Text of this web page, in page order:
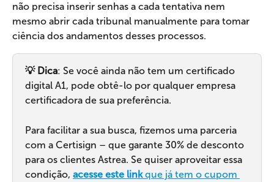
não precisa inserir senhas a cada tentativa nem
mesmo abrir cada tribunal manualmente para tomar
ciência dos andamentos desses processos.
💡 Dica: Se você ainda não tem um certificado
digital A1, pode obtê-lo por qualquer empresa
certificadora de sua preferência.
Para facilitar a sua busca, fizemos uma parceria
com a Certisign – que garante 30% de desconto
para os clientes Astrea. Se quiser aproveitar essa
condição, acesse este link que já tem o cupom